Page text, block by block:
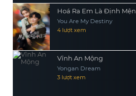
Hoá Ra Em Là Định
You Are My Destiny
4 lượt xem
Vĩnh An Mộng
Yongan Dream
3 lượt xem